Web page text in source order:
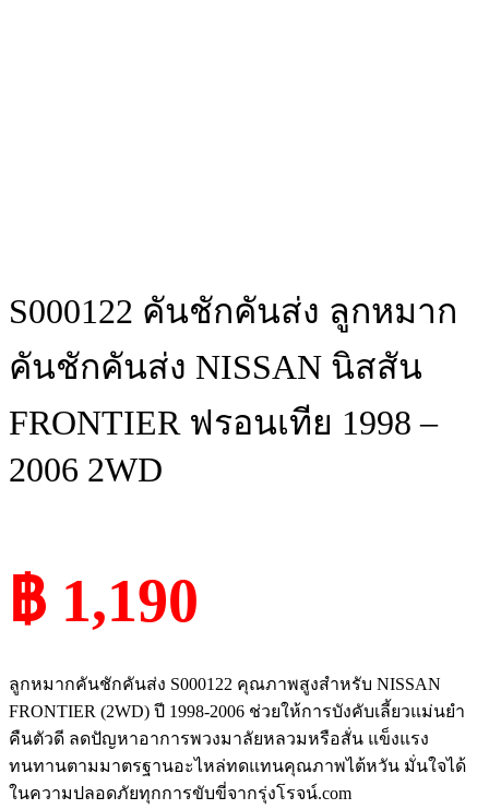
S000122 คันชักคันส่ง ลูกหมาก
คันชักคันส่ง NISSAN นิสสัน
FRONTIER ฟรอนเทีย 1998 –
2006 2WD
฿ 1,190
ลูกหมากคันชักคันส่ง S000122 คุณภาพสูงสำหรับ NISSAN
FRONTIER (2WD) ปี 1998-2006 ช่วยให้การบังคับเลี้ยวแม่นยำ
คืนตัวดี ลดปัญหาอาการพวงมาลัยหลวมหรือสั่น แข็งแรง
ทนทานตามมาตรฐานอะไหล่ทดแทนคุณภาพไต้หวัน มั่นใจได้
ในความปลอดภัยทุกการขับขี่จากรุ่งโรจน์.com